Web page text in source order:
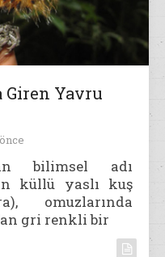
Giren Yavru
bilimsel adı
küllü yaslı kuş
omuzlarında
gri renkli bir